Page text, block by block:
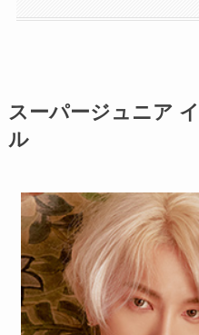
スーパージュニア
ル